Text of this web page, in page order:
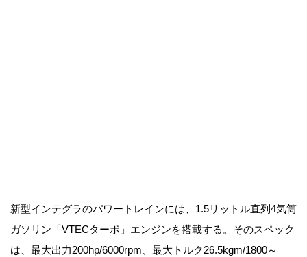
新型インテグラのパワートレインには、1.5リットル直列4気筒
ガソリン「VTECターボ」エンジンを搭載する。そのスペック
は、最大出力200hp/6000rpm、最大トルク26.5kgm/1800～